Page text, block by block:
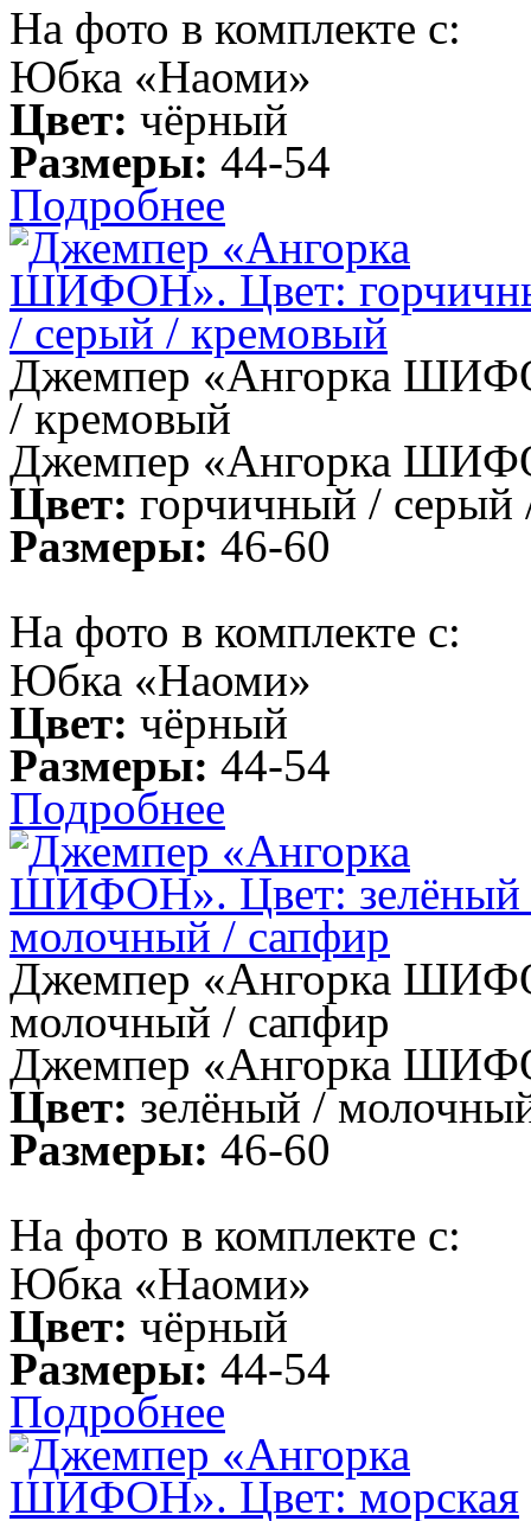
На фото в комплекте с:
Юбка «Наоми»
Цвет: чёрный
Размеры: 44-54
Подробнее
Джемпер «Ангорка
/ кремовый
Джемпер «Ангорка
Цвет: горчичный / серый
Размеры: 46-60
На фото в комплекте с:
Юбка «Наоми»
Цвет: чёрный
Размеры: 44-54
Подробнее
Джемпер «Ангорка
молочный / сапфир
Джемпер «Ангорка
Цвет: зелёный /
Размеры: 46-60
На фото в комплекте с:
Юбка «Наоми»
Цвет: чёрный
Размеры: 44-54
Подробнее